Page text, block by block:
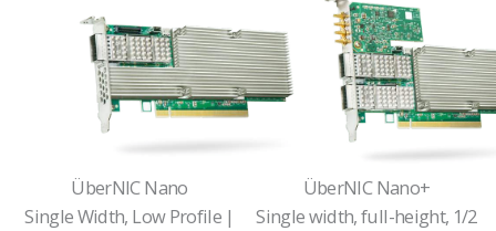
ÜberNIC Nano
Single Width, Low Profile |
ÜberNIC Nano+
Single width, full-height, 1/2